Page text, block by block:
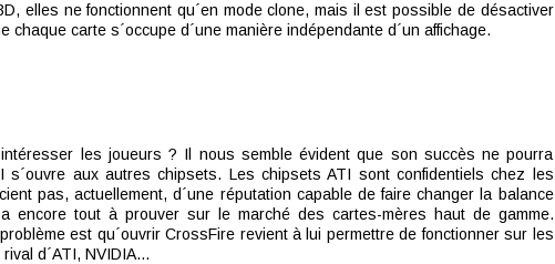
elles ne fonctionnent qu´en mode clone, mais il est possible de désactiver
chaque carte s´occupe d´une manière indépendante d´un affichage.
les joueurs ? Il nous semble évident que son succès ne pourra
s´ouvre aux autres chipsets. Les chipsets ATI sont confidentiels chez les
pas, actuellement, d´une réputation capable de faire changer la balance
encore tout à prouver sur le marché des cartes-mères haut de gamme.
est qu´ouvrir CrossFire revient à lui permettre de fonctionner sur les
d´ATI, NVIDIA...